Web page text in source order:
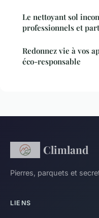
Le nettoyant sol
professionnels et
Redonnez vie à vos
éco-responsable
Climland
Pierres, parquets et
LIENS